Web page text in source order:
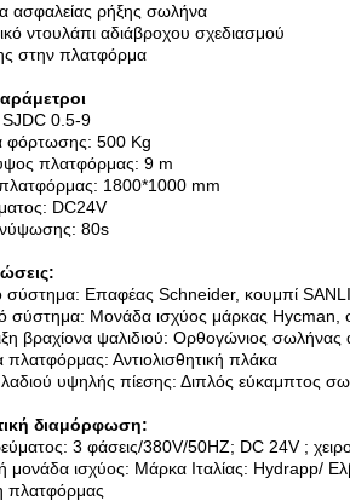
ασφαλείας ρήξης σωλήνα
ντουλάπι αδιάβροχου σχεδιασμού
στην πλατφόρμα
0.5-9
φόρτωσης: 500 Kg
πλατφόρμας: 9 m
1800*1000 mm
DC24V
80s
σύστημα: Επαφέας Schneider, κουμπί
σύστημα: Μονάδα ισχύος μάρκας Hycman,
βραχίονα ψαλιδιού: Ορθογώνιος
πλατφόρμας: Αντιολισθητική πλάκα
υψηλής πίεσης: Διπλός εύκαμπτος
διαμόρφωση:
3 φάσεις/380V/50HZ; DC 24V ;
μονάδα ισχύος: Μάρκα Ιταλίας: Hydrapp/
πλατφόρμας